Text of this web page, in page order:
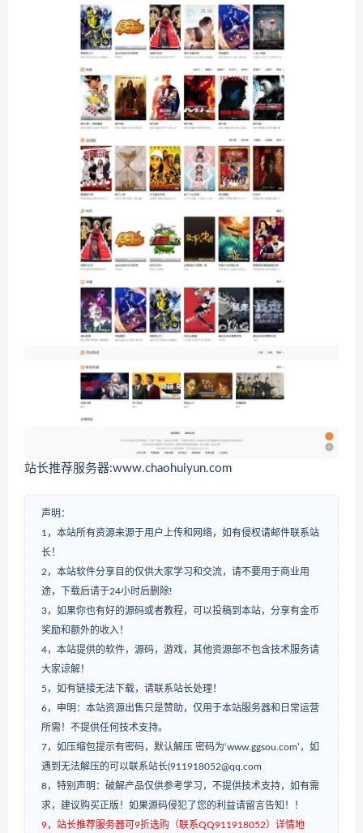
站长推荐服务器:www.chaohuiyun.com
声明：
1，本站所有资源来源于用户上传和网络，如有侵权请邮件联系站
长！
2，本站软件分享目的仅供大家学习和交流，请不要用于商业用
途，下载后请于24小时后删除!
3，如果你也有好的源码或者教程，可以投稿到本站，分享有金币
奖励和额外的收入！
4，本站提供的软件，源码，游戏，其他资源部不包含技术服务请
大家谅解！
5，如有链接无法下载，请联系站长处理！
6，申明：本站资源出售只是赞助，仅用于本站服务器和日常运营
所需！不提供任何技术支持。
7，如压缩包提示有密码，默认解压 密码为‘www.ggsou.com’，如
遇到无法解压的可以联系站长(911918052@qq.com
8，特别声明：破解产品仅供参考学习，不提供技术支持，如有需
求，建议购买正版！如果源码侵犯了您的利益请留言告知！！
9，站长推荐服务器可9折选购（联系QQ911918052）详情地